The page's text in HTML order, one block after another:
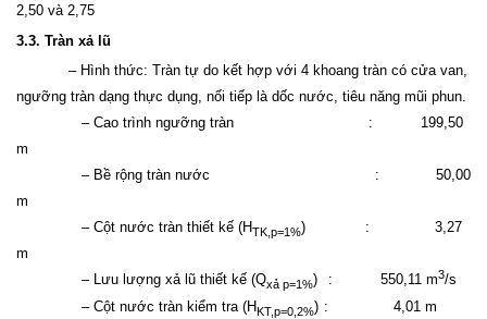
2,50 và 2,75
3.3. Tràn xả lũ
– Hình thức: Tràn tự do kết hợp với 4 khoang tràn có cửa van,
ngưỡng tràn dạng thực dụng, nối tiếp là dốc nước, tiêu năng mũi phun.
– Cao trình ngưỡng tràn
:
199,50
m
– Bề rộng tràn nước
:
50,00
m
– Cột nước tràn thiết kế (HTK,p=1%) :
3,27
m
– Lưu lượng xả lũ thiết kế (Qxả p=1%) : 550,11 m3/s
– Cột nước tràn kiểm tra (HKT,p=0,2%) : 4,01 m